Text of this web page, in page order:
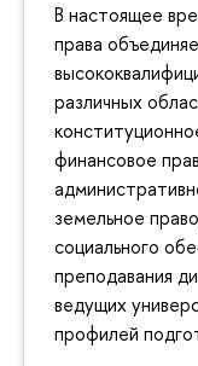
В настоящее
права
различных
финансовое
земельное
социального
преподавания
ведущих
профилей